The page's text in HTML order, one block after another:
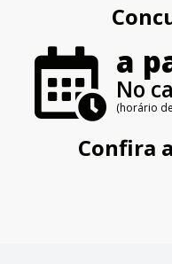
a
No
(horário
Confira